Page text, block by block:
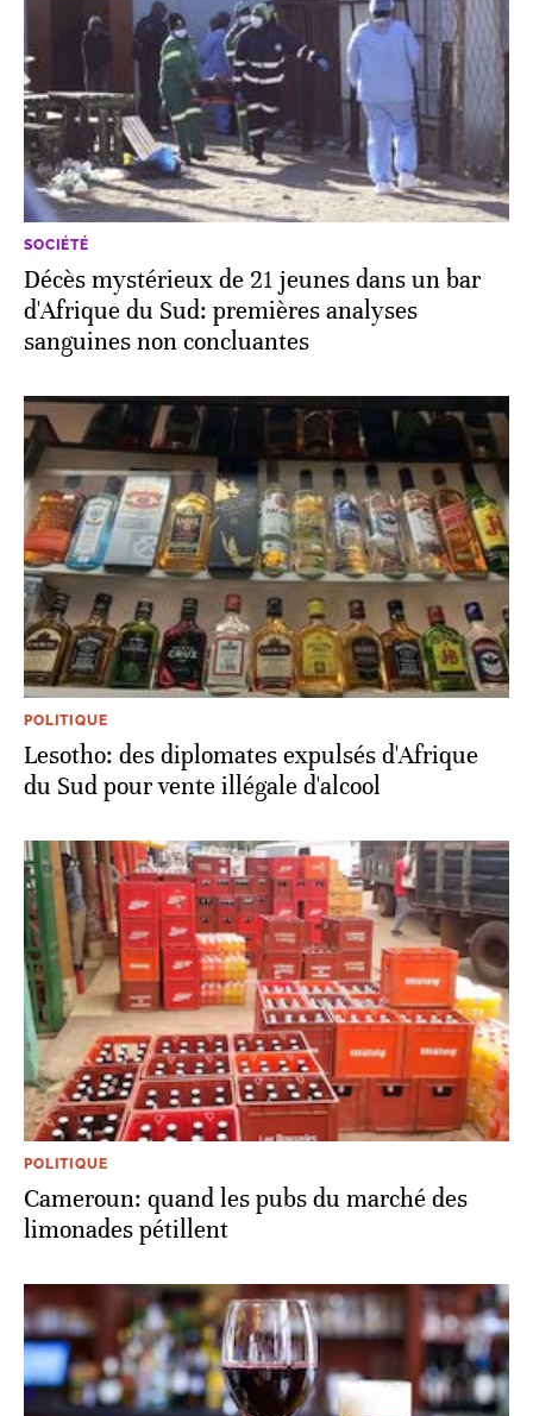
SOCIÉTÉ
Décès mystérieux de 21 jeunes dans un bar
d'Afrique du Sud: premières analyses
sanguines non concluantes
POLITIQUE
Lesotho: des diplomates expulsés d'Afrique
du Sud pour vente illégale d'alcool
POLITIQUE
Cameroun: quand les pubs du marché des
limonades pétillent